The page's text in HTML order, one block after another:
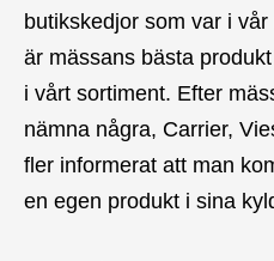
butikskedjor som var i
är mässans bästa
i vårt sortiment. Efter
nämna några, Carrier,
fler informerat att man
en egen produkt i sina